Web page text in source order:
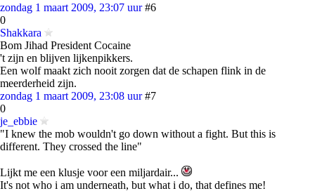
zondag 1 maart 2009, 23:07 uur #6
0
Shakkara
Bom Jihad President Cocaine
't zijn en blijven lijkenpikkers.
Een wolf maakt zich nooit zorgen dat de schapen flink in de
meerderheid zijn.
zondag 1 maart 2009, 23:08 uur #7
0
je_ebbie
"I knew the mob wouldn't go down without a fight. But this is
different. They crossed the line"
Lijkt me een klusje voor een miljardair...
It's not who i am underneath, but what i do, that defines me!